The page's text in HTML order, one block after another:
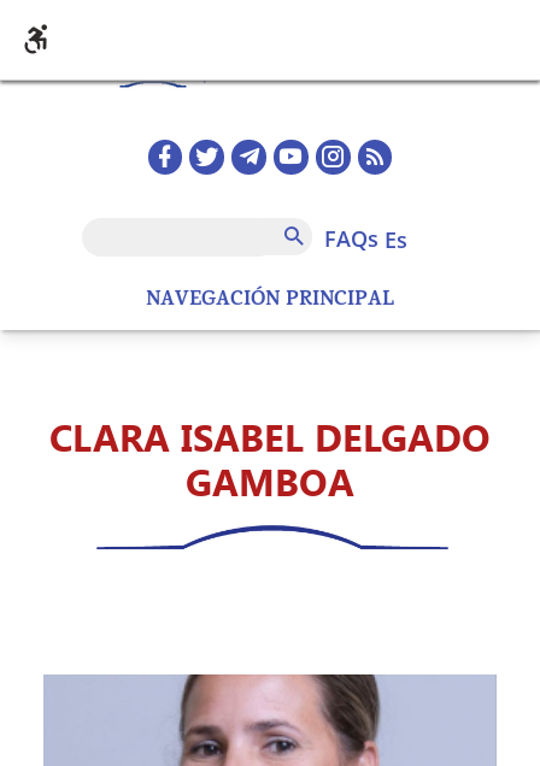
NAVEGACIÓN PRINCIPAL
Redes sociales home
FAQs
FAQs es
CLARA ISABEL DELGADO
GAMBOA